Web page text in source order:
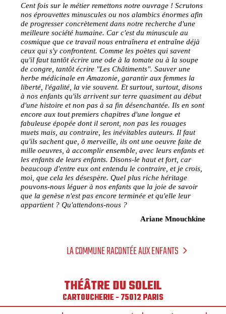
Cent fois sur le métier remettons notre ouvrage ! Scrutons
nos éprouvettes minuscules ou nos alambics énormes afin
de progresser concrètement dans notre recherche d'une
meilleure société humaine. Car c'est du minuscule au
cosmique que ce travail nous entraînera et entraîne déjà
ceux qui s'y confrontent. Comme les poètes qui savent
qu'il faut tantôt écrire une ode à la tomate ou à la soupe
de congre, tantôt écrire "Les Châtiments". Sauver une
herbe médicinale en Amazonie, garantir aux femmes la
liberté, l'égalité, la vie souvent. Et surtout, surtout, disons
à nos enfants qu'ils arrivent sur terre quasiment au début
d'une histoire et non pas à sa fin désenchantée. Ils en sont
encore aux tout premiers chapitres d'une longue et
fabuleuse épopée dont il seront, non pas les rouages
muets mais, au contraire, les inévitables auteurs. Il faut
qu'ils sachent que, ô merveille, ils ont une oeuvre faite de
mille oeuvres, à accomplir ensemble, avec leurs enfants et
les enfants de leurs enfants. Disons-le haut et fort, car
beaucoup d'entre eux ont entendu le contraire, et je crois,
moi, que cela les désespère. Quel plus riche héritage
pouvons-nous léguer à nos enfants que la joie de savoir
que la genèse n'est pas encore terminée et qu'elle leur
appartient ? Qu'attendons-nous ?
Ariane Mnouchkine
LA COMMUNE RACONTÉE AUX ENFANTS
THÉÂTRE DU SOLEIL
CARTOUCHERIE - 75012 PARIS